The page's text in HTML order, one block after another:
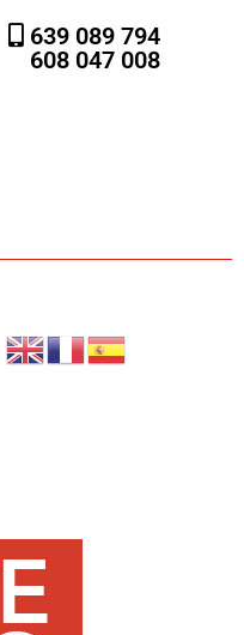
639 089 794
608 047 008